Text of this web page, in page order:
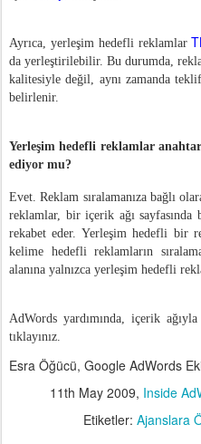
Ayrıca, yerleşim hedefli reklamlar
da yerleştirilebilir. Bu durumda,
kalitesiyle değil, aynı zamanda
belirlenir.
Yerleşim hedefli reklamlar
ediyor mu?
Evet. Reklam sıralamanıza bağlı
reklamlar, bir içerik ağı
rekabet eder. Yerleşim hedefli bir
kelime hedefli reklamların
alanına yalnızca yerleşim hedefli
AdWords yardımında, içerik
tıklayınız.
Esra Öğücü, Google AdWords
11th May 2009, Inside
Etiketler: Ajanslara